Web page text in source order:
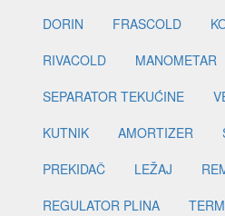
DORIN
FRASCOLD
RIVACOLD
MANOMETAR
SEPARATOR TEKUĆINE
KUTNIK
AMORTIZER
PREKIDAČ
LEŽAJ
REGULATOR PLINA